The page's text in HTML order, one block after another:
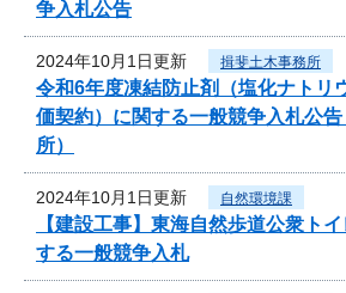
争入札公告
2024年10月1日更新 揖斐土木事務所
令和6年度凍結防止剤（塩化ナトリ
価契約）に関する一般競争入札公
所）
2024年10月1日更新 自然環境課
【建設工事】東海自然歩道公衆ト
する一般競争入札